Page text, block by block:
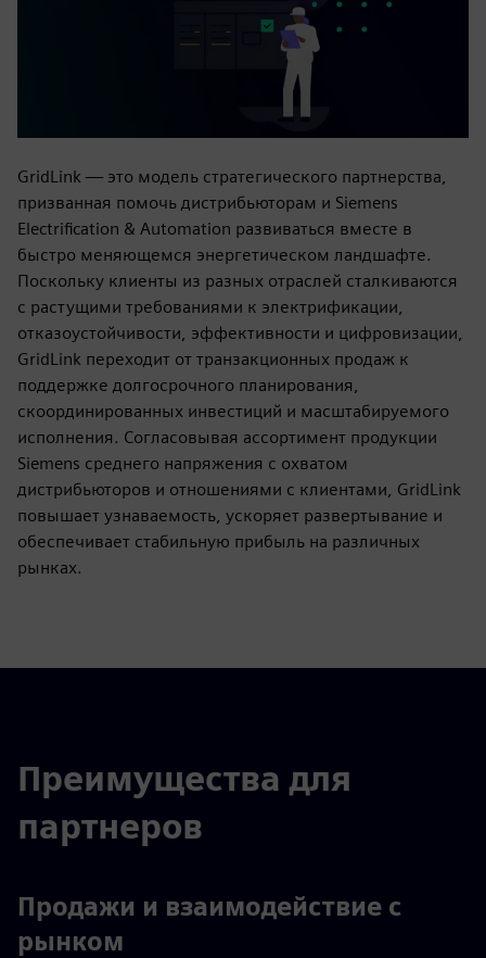
GridLink — это модель стратегического партнерства,
призванная помочь дистрибьюторам и Siemens
Electrification & Automation развиваться вместе в
быстро меняющемся энергетическом ландшафте.
Поскольку клиенты из разных отраслей сталкиваются
с растущими требованиями к электрификации,
отказоустойчивости, эффективности и цифровизации,
GridLink переходит от транзакционных продаж к
поддержке долгосрочного планирования,
скоординированных инвестиций и масштабируемого
исполнения. Согласовывая ассортимент продукции
Siemens среднего напряжения с охватом
дистрибьюторов и отношениями с клиентами, GridLink
повышает узнаваемость, ускоряет развертывание и
обеспечивает стабильную прибыль на различных
рынках.
Преимущества для
партнеров
Продажи и взаимодействие с
рынком